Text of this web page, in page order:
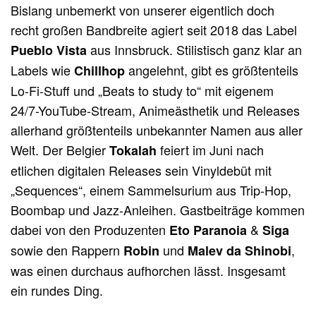
Bislang unbemerkt von unserer eigentlich doch
recht großen Bandbreite agiert seit 2018 das Label
Pueblo Vistaaus Innsbruck. Stilistisch ganz klar an
Labels wieChillhopangelehnt, gibt es größtenteils
Lo-Fi-Stuff und „Beats to study to“ mit eigenem
24/7-YouTube-Stream, Animeästhetik und Releases
allerhand größtenteils unbekannter Namen aus aller
Welt. Der BelgierTokalah feiert im Juni nach
etlichen digitalen Releases sein Vinyldebüt mit
„Sequences“, einem Sammelsurium aus Trip-Hop,
Boombap und Jazz-Anleihen. Gastbeiträge kommen
dabei von den Produzenten Eto Paranoia &Siga
sowie den Rappern Robin und Malev da Shinobi,
was einen durchaus aufhorchen lässt. Insgesamt
ein rundes Ding.